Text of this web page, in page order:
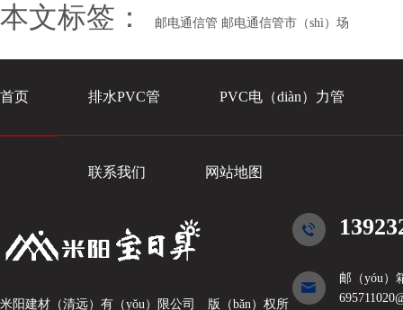
本文标签： 邮电通信管 邮电通信管市（shì）场
首页 排水PVC管 PVC电（diàn）力管
联系我们 网站地图
米阳建材（清远）有（yǒu）限公司
版（bǎn）权所
邮（yóu）